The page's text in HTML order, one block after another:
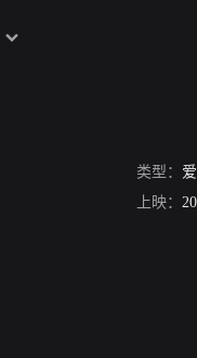
类型：
上映：